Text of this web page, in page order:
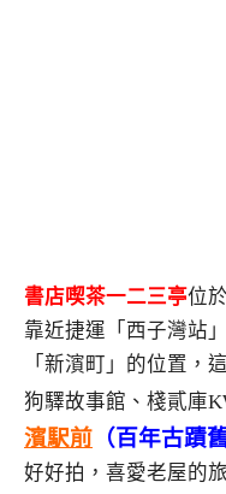
書店喫茶一二三亭位
靠近捷運「西子灣站
「新濱町」的位置，
狗驛故事館、棧貳庫
濱駅前 （百年古蹟
好好拍，喜愛老屋的